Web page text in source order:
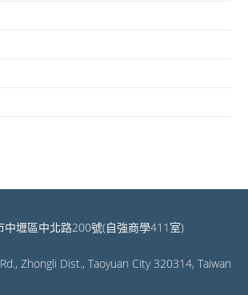
壢區中北路200號(自強商學411室)
Zhongli Dist., Taoyuan City 320314, Taiwan